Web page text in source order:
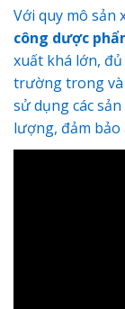
Với quy mô sản
công dược
xuất khá lớn,
trường trong và
sử dụng các
lượng, đảm